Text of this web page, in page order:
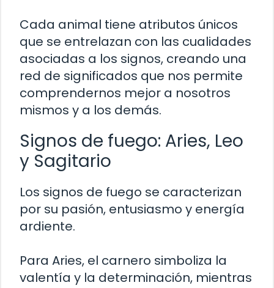
Cada animal tiene atributos únicos
que se entrelazan con las cualidades
asociadas a los signos, creando una
red de significados que nos permite
comprendernos mejor a nosotros
mismos y a los demás.
Signos de fuego: Aries, Leo
y Sagitario
Los signos de fuego se caracterizan
por su pasión, entusiasmo y energía
ardiente.
Para Aries, el carnero simboliza la
valentía y la determinación, mientras